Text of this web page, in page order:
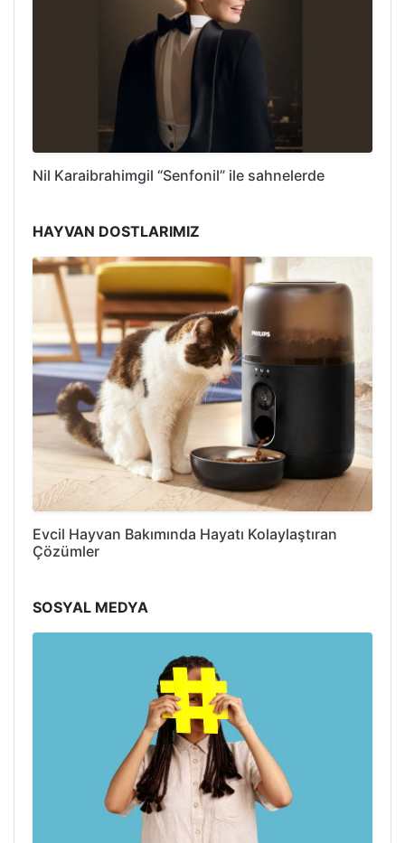
Nil Karaibrahimgil “Senfonil” ile sahnelerde
HAYVAN DOSTLARIMIZ
Evcil Hayvan Bakımında Hayatı Kolaylaştıran
Çözümler
SOSYAL MEDYA